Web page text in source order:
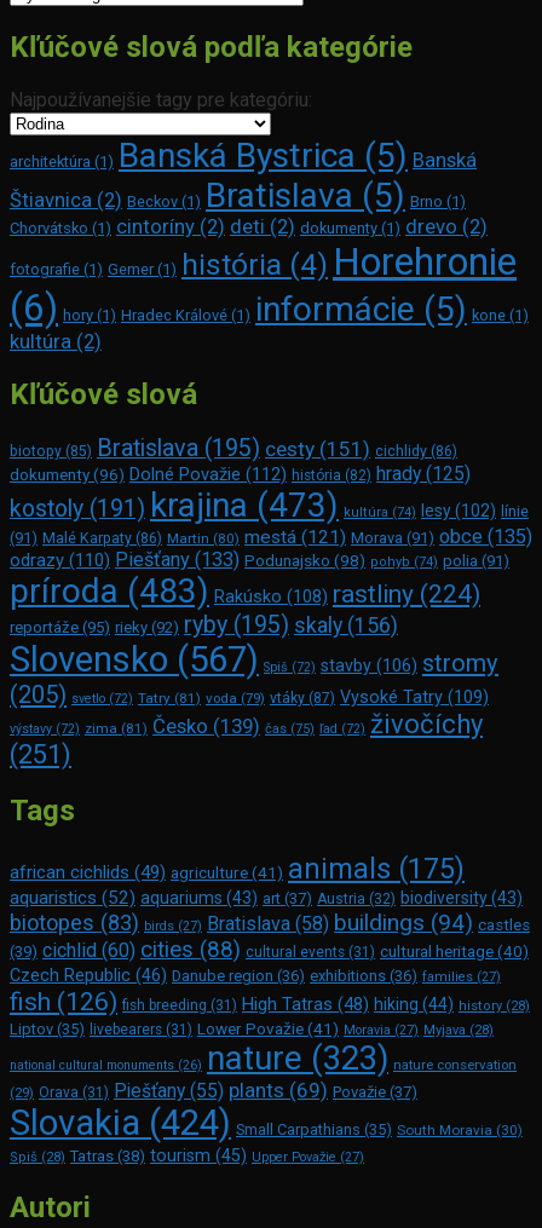
Kľúčové slová podľa kategórie
Najpoužívanejšie tagy pre kategóriu:
architektúra (1) Banská Bystrica (5) Banská
Štiavnica (2) Beckov (1) Bratislava (5) Brno (1)
Chorvátsko (1) cintoríny (2) deti (2) dokumenty (1) drevo (2)
fotografie (1) Gemer (1) história (4) Horehronie
(6) hory (1) Hradec Králové (1) informácie (5) kone (1)
kultúra (2)
Kľúčové slová
biotopy (85) Bratislava (195) cesty (151) cichlidy (86)
dokumenty (96) Dolné Považie (112) história (82) hrady (125)
kostoly (191) krajina (473) kultúra (74) lesy(102) línie
(91) Malé Karpaty (86) Martin (80) mestá (121) Morava (91) obce (135)
odrazy (110) Piešťany (133) Podunajsko (98) pohyb (74) polia (91)
príroda (483) Rakúsko (108) rastliny (224)
reportáže (95) rieky (92) ryby (195) skaly (156)
Slovensko (567) Spiš (72) stavby (106) stromy
(205) svetlo (72) Tatry (81) voda (79) vtáky (87) Vysoké Tatry (109)
výstavy (72) zima (81) Česko (139) čas (75) ľad (72) živočíchy
(251)
Tags
african cichlids (49) agriculture(41) animals (175)
aquaristics (52) aquariums (43) art (37) Austria (32) biodiversity(43)
biotopes (83) birds (27) Bratislava (58) buildings (94) castles
(39) cichlid (60) cities (88) cultural events (31) cultural heritage (40)
Czech Republic (46) Danube region (36) exhibitions (36) families (27)
fish (126) fish breeding (31) High Tatras (48) hiking (44) history (28)
Liptov (35) livebearers (31) Lower Považie(41) Moravia (27) Myjava (28)
national cultural monuments (26) nature (323) nature conservation
(29) Orava (31) Piešťany (55) plants (69) Považie (37)
Slovakia (424) Small Carpathians (35) South Moravia (30)
Spiš (28) Tatras (38) tourism (45) Upper Považie (27)
Autori